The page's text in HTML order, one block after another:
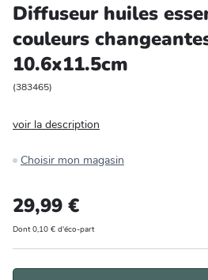
Animalerie
Bricolage et auto
Diffuseur huiles
couleurs
10.6x11.5cm
(383465)
voir la description
Choisir mon magasin
29,99 €
Dont 0,10 € d'éco-part